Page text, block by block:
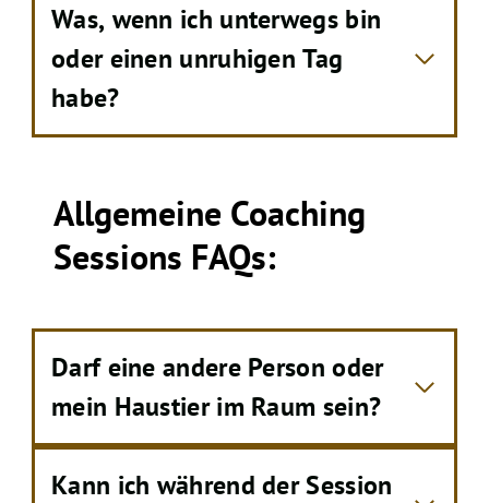
Was, wenn ich unterwegs bin
oder einen unruhigen Tag
habe?
Allgemeine Coaching
Sessions FAQs:
Darf eine andere Person oder
mein Haustier im Raum sein?
Kann ich während der Session